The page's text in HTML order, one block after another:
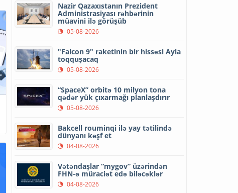
Nazir Qazaxıstanın Prezident
Administrasiyası rəhbərinin
müavini ilə görüşüb
05-08-2026
"Falcon 9" raketinin bir hissəsi Ayla
toqquşacaq
05-08-2026
“SpaceX” orbitə 10 milyon tona
qədər yük çıxarmağı planlaşdırır
05-08-2026
Bakcell rouminqi ilə yay tətilində
dünyanı kəşf et
04-08-2026
Vətəndaşlar “mygov” üzərindən
FHN-ə müraciət edə biləcəklər
04-08-2026